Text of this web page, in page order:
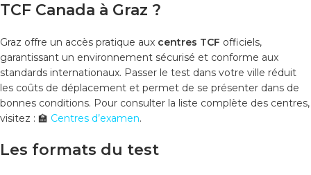
TCF Canada à Graz ?
Graz offre un accès pratique aux centres TCF officiels,
garantissant un environnement sécurisé et conforme aux
standards internationaux. Passer le test dans votre ville réduit
les coûts de déplacement et permet de se présenter dans de
bonnes conditions. Pour consulter la liste complète des centres,
visitez : 🏫 Centres d’examen.
Les formats du test